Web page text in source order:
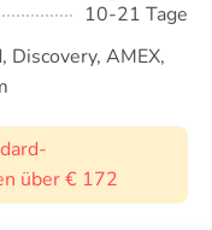
10-21 Tage
Discovery, AMEX,
über € 172